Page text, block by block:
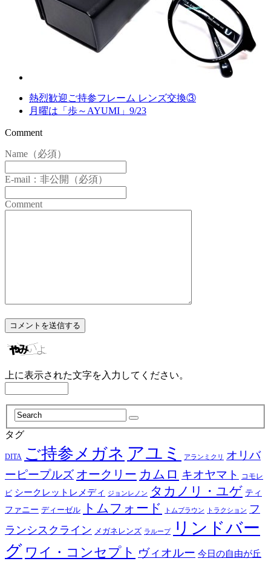
熱烈歓迎ご持参フレーム レンズ交換③
月曜は「歩～AYUMI」9/23
Comment
Name（必須）
E-mail：非公開（必須）
Comment
上に表示された文字を入力してください。
タグ
DITA ご持参メガネ アユミ アランミクリ
オリバ
ーピープルズ オークリー カムロ キオヤマト
コモレ
ビ シークレットレメディ ジョンレノン タカノリ・ユゲ ティ
ファニー ディーゼル トムフォード トムブラウン トラクション フ
ランシスクライン メガネレンズ ラループ
リンドバー
グ ワイ・コンセプト ヴィオルー 今日の自由が丘